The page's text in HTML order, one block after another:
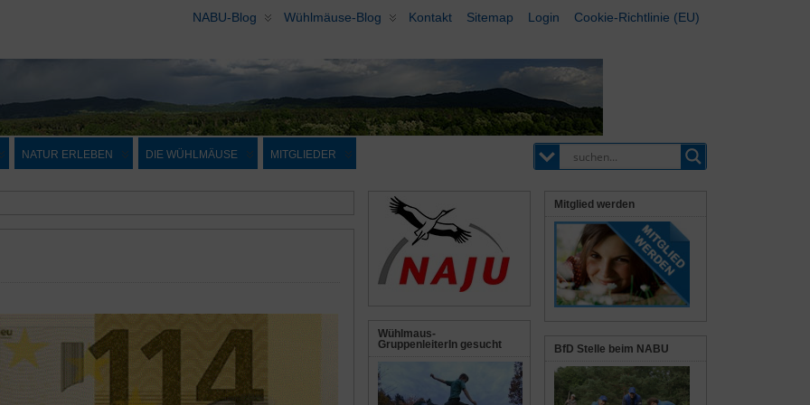
NABU-Blog Wühlmäuse-Blog Kontakt Sitemap Login Cookie-Richtlinie (EU)
NATUR ERLEBEN DIE WÜHLMÄUSE MITGLIEDER
Mitglied werden
BfD Stelle beim NABU
Wühlmaus-
GruppenleiterIn gesucht